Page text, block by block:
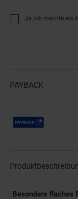
Ja, ich möchte ein
PAYBACK
Payback Punkte
Besonders flaches